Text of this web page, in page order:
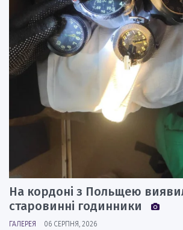
На кордоні з Польщею
старовинні годинники
ГАЛЕРЕЯ 06 СЕРПНЯ, 2026